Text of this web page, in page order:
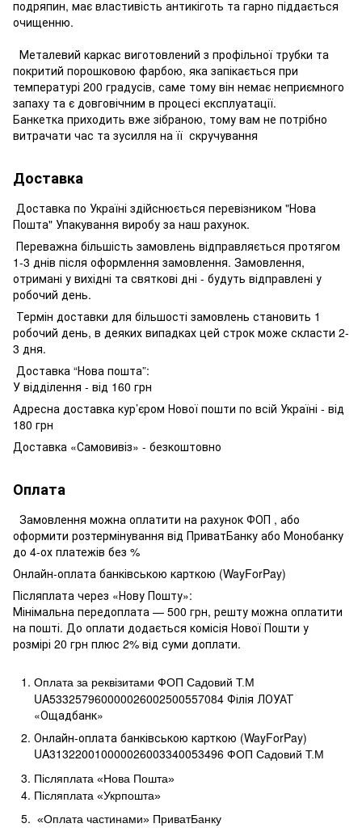
подряпин, має властивість антикіготь та гарно піддається
очищенню.
Металевий каркас виготовлений з профільної трубки та
покритий порошковою фарбою, яка запікається при
температурі 200 градусів, саме тому він немає неприємного
запаху та є довговічним в процесі експлуатації.
Банкетка приходить вже зібраною, тому вам не потрібно
витрачати час та зусилля на її скручування
Доставка
Доставка по Україні здійснюється перевізником "Нова
Пошта" Упакування виробу за наш рахунок.
Переважна більшість замовлень відправляється протягом
1-3 днів після оформлення замовлення. Замовлення,
отримані у вихідні та святкові дні - будуть відправлені у
робочий день.
Термін доставки для більшості замовлень становить 1
робочий день, в деяких випадках цей строк може скласти 2-
3 дня.
Доставка “Нова пошта”:
У відділення - від 160 грн
Адресна доставка кур’єром Нової пошти по всій Україні - від
180 грн
Доставка «Самовивіз» - безкоштовно
Оплата
Замовлення можна оплатити на рахунок ФОП , або
оформити розтермінування від ПриватБанку або Монобанку
до 4-ох платежів без %
Онлайн-оплата банківською карткою (WayForPay)
Післяплата через «Нову Пошту»:
Мінімальна передоплата — 500 грн, решту можна оплатити
на пошті. До оплати додається комісія Нової Пошти у
розмірі 20 грн плюс 2% від суми доплати.
Оплата за реквізитами ФОП Садовий Т.М
UA533257960000026002500557084 Філія ЛОУАТ
«Ощадбанк»
Онлайн-оплата банківською карткою (WayForPay)
UA313220010000026003340053496 ФОП Садовий Т.М
Післяплата «Нова Пошта»
Післяплата «Укрпошта»
«Оплата частинами» ПриватБанку